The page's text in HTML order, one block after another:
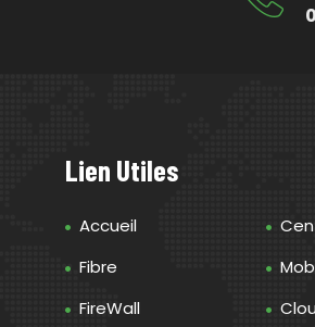
Lien Utiles
Accueil
Fibre
FireWall